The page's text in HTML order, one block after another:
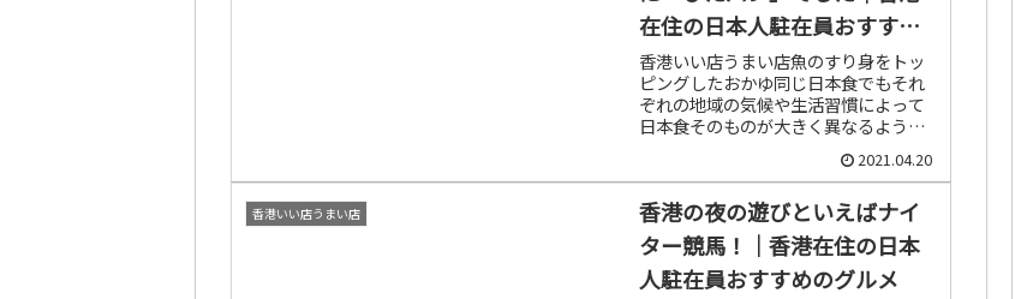
在住の日本人駐在員おすすめ
のグルメ
香港いい店うまい店魚のすり身をトッ
ピングしたおかゆ同じ日本食でもそれ
ぞれの地域の気候や生活習慣によって
日本食そのものが大きく異なるよう
に、国や地域によって食文化は大きく
異なります。仮にそれが同じ種類の食
べ物であったとしても調理方法や、食
べ方...
2021.04.20
香港いい店うまい店
香港の夜の遊びといえばナイ
ター競馬！｜香港在住の日本
人駐在員おすすめのグルメ